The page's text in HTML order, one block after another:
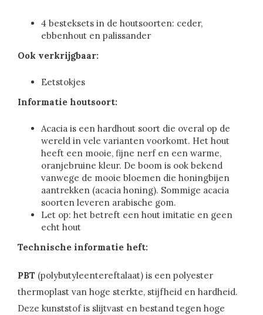
4 besteksets in de houtsoorten: ceder,
ebbenhout en palissander
Ook verkrijgbaar:
Eetstokjes
Informatie houtsoort:
Acacia is een hardhout soort die overal op de
wereld in vele varianten voorkomt. Het hout
heeft een mooie, fijne nerf en een warme,
oranjebruine kleur. De boom is ook bekend
vanwege de mooie bloemen die honingbijen
aantrekken (acacia honing). Sommige acacia
soorten leveren arabische gom.
Let op: het betreft een hout imitatie en geen
echt hout
Technische informatie heft:
PBT (polybutyleentereftalaat) is een polyester
thermoplast van hoge sterkte, stijfheid en hardheid.
Deze kunststof is slijtvast en bestand tegen hoge